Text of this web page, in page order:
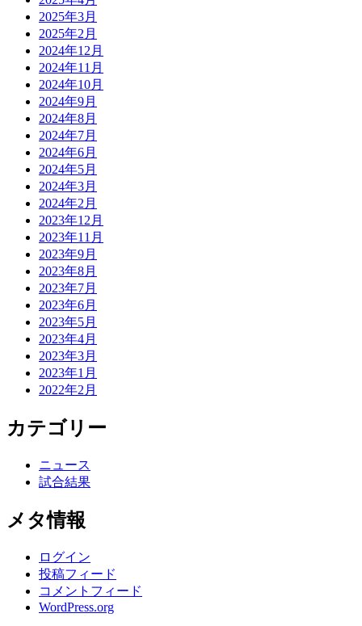
2025年3月
2025年2月
2024年12月
2024年11月
2024年10月
2024年9月
2024年8月
2024年7月
2024年6月
2024年5月
2024年3月
2024年2月
2023年12月
2023年11月
2023年9月
2023年8月
2023年7月
2023年6月
2023年5月
2023年4月
2023年3月
2023年1月
2022年2月
カテゴリー
ニュース
試合結果
メタ情報
ログイン
投稿フィード
コメントフィード
WordPress.org